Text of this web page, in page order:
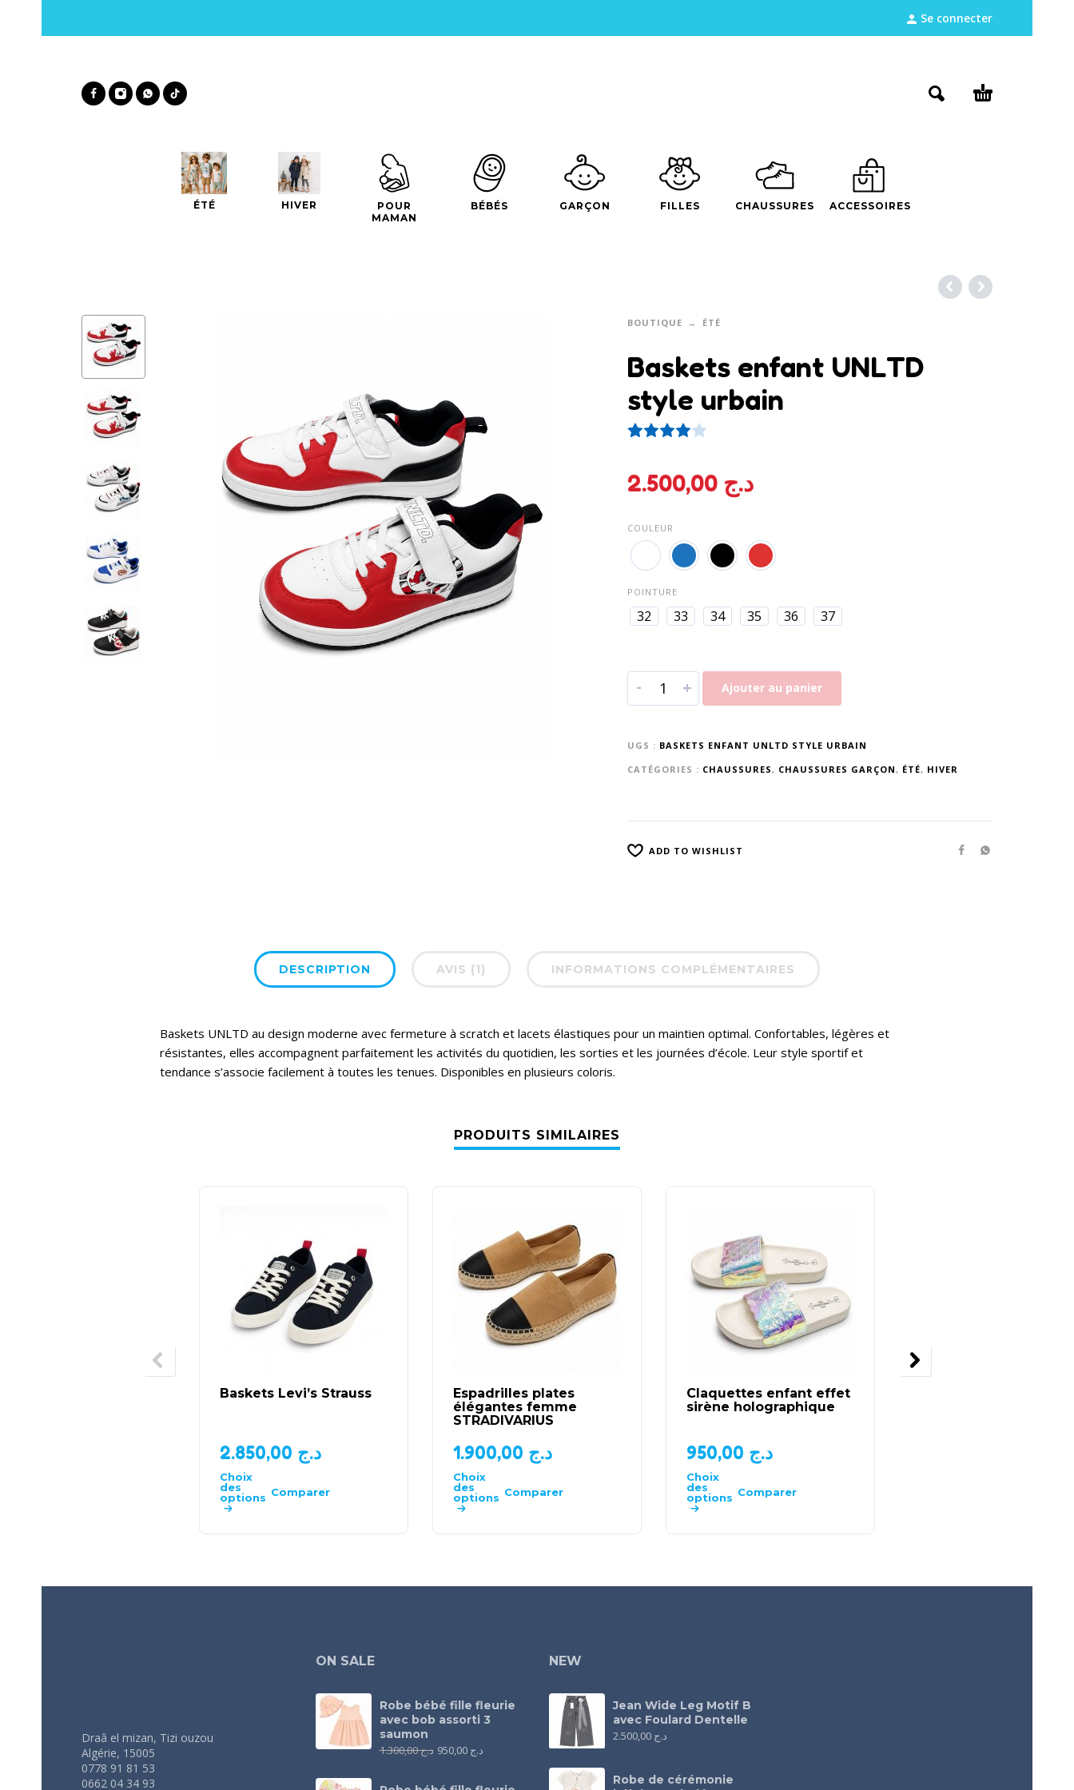
Se connecter
ÉTÉ HIVER
POUR
MAMAN
BÉBÉS GARÇON FILLES CHAUSSURES ACCESSOIRES
BOUTIQUE ÉTÉ
Baskets enfant UNLTD
style urbain
Noté
1
د.ج 2.500,00
COULEUR
POINTURE
32 33 34 35 36 37
- + Ajouter au panier
UGS : BASKETS ENFANT UNLTD STYLE URBAIN
CATÉGORIES : CHAUSSURES , CHAUSSURES GARÇON , ÉTÉ, HIVER
ADD TO WISHLIST
DESCRIPTION AVIS (1) INFORMATIONS COMPLÉMENTAIRES
Baskets UNLTD au design moderne avec fermeture à scratch et lacets élastiques pour un maintien optimal. Confortables, légères et
résistantes, elles accompagnent parfaitement les activités du quotidien, les sorties et les journées d’école. Leur style sportif et
tendance s’associe facilement à toutes les tenues. Disponibles en plusieurs coloris.
PRODUITS SIMILAIRES
Baskets Levi’s Strauss
د.ج
Choix
des
options Comparer
Espadrilles plates
élégantes femme
STRADIVARIUS
د.ج
Choix
des
options Comparer
Claquettes enfant effet
sirène holographique
د.ج
Choix
des
options Comparer
Draâ el mizan, Tizi ouzou
Algérie, 15005
0778 91 81 53
0662 04 34 93
ON SALE
Robe bébé fille fleurie
avec bob assorti 3
saumon
د.ج1.300,00 د.ج 950,00
NEW
Jean Wide Leg Motif B
avec Foulard Dentelle
د.ج
Robe de cérémonie